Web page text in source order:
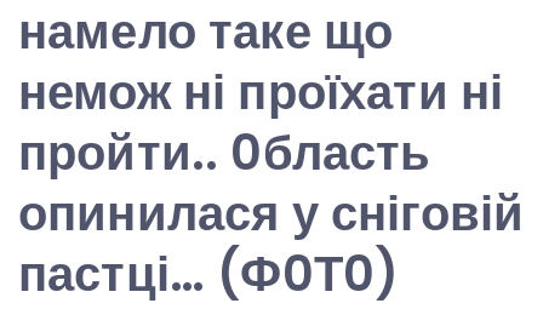
намело таке що
немож ні проїхати ні
пройти.. 0бласть
опинилася у сніговій
пастці… (Ф0Т0)